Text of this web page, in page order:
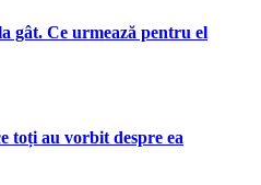
gât. Ce urmează pentru el
toți au vorbit despre ea